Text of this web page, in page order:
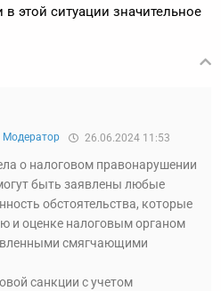
этой ситуации значительное
Модератор 26.06.2024 11:53
о налоговом правонарушении
быть заявлены любые
обстоятельства, которые
и оценке налоговым органом
смягчающими
санкции с учетом